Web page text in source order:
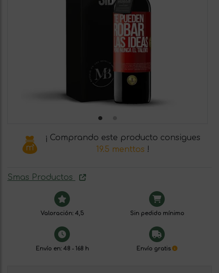
¡ Comprando este producto consigues
19.5 menttos !
Smas Productos
Valoración: 4,5 Sin pedido mínimo
Envío en: 48 - 168 h Envío gratis